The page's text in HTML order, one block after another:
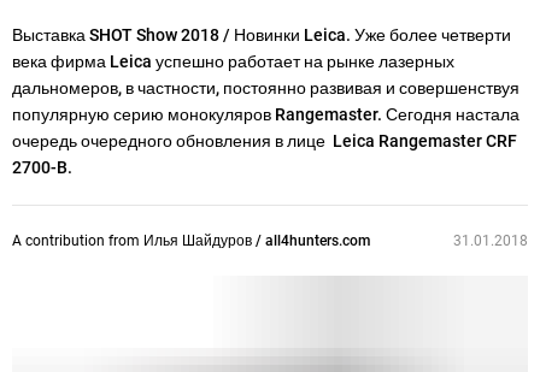
Выставка SHOT Show 2018 / Новинки Leica. Уже более четверти
века фирма Leica успешно работает на рынке лазерных
дальномеров, в частности, постоянно развивая и совершенствуя
популярную серию монокуляров Rangemaster. Сегодня настала
очередь очередного обновления в лице Leica Rangemaster CRF
2700-B.
A contribution from Илья Шайдуров / all4hunters.com 31.01.2018